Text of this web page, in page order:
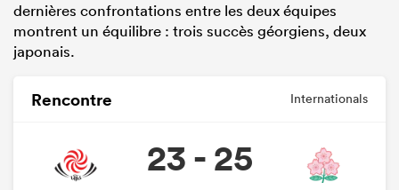
dernières confrontations entre les deux équipes
montrent un équilibre : trois succès géorgiens, deux
japonais.
Rencontre Internationals
23 - 25